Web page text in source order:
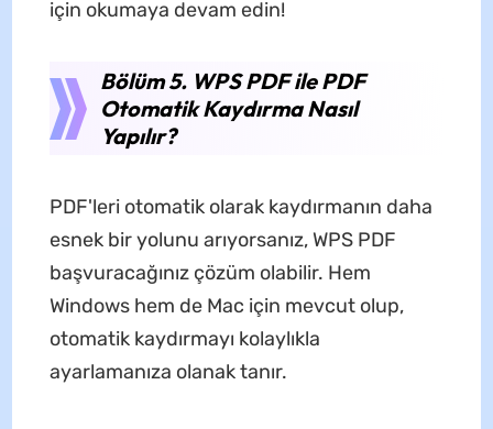
için okumaya devam edin!
Bölüm 5. WPS PDF ile PDF
Otomatik Kaydırma Nasıl
Yapılır?
PDF'leri otomatik olarak kaydırmanın daha
esnek bir yolunu arıyorsanız, WPS PDF
başvuracağınız çözüm olabilir. Hem
Windows hem de Mac için mevcut olup,
otomatik kaydırmayı kolaylıkla
ayarlamanıza olanak tanır.